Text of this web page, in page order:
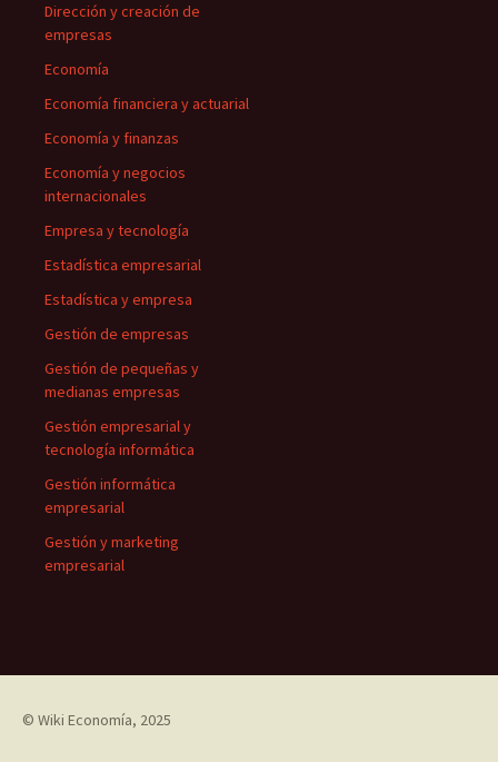
Dirección y creación de
empresas
Economía
Economía financiera y actuarial
Economía y finanzas
Economía y negocios
internacionales
Empresa y tecnología
Estadística empresarial
Estadística y empresa
Gestión de empresas
Gestión de pequeñas y
medianas empresas
Gestión empresarial y
tecnología informática
Gestión informática
empresarial
Gestión y marketing
empresarial
© Wiki Economía, 2025